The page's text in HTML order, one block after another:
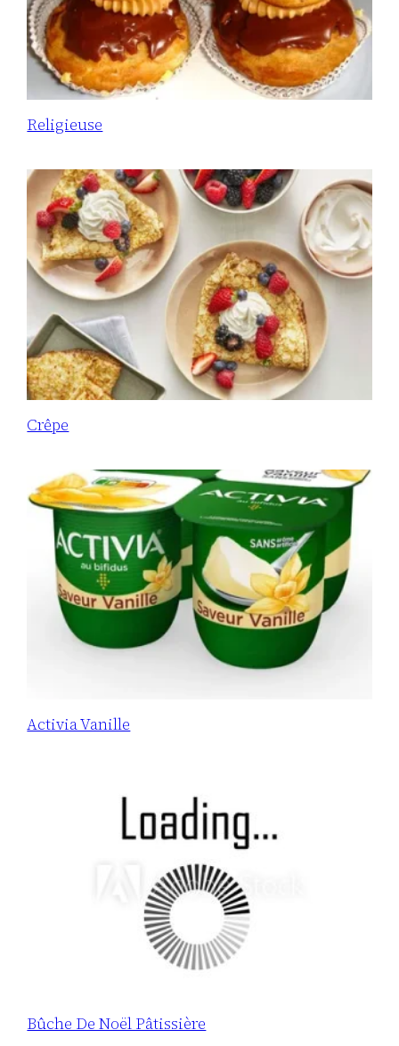
Religieuse
Crêpe
Activia Vanille
Bûche De Noël Pâtissière